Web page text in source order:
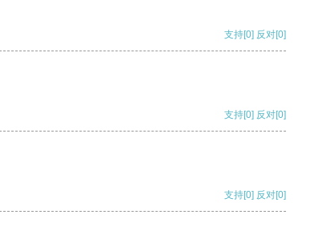
支持[0] 反对[0]
支持[0] 反对[0]
支持[0] 反对[0]